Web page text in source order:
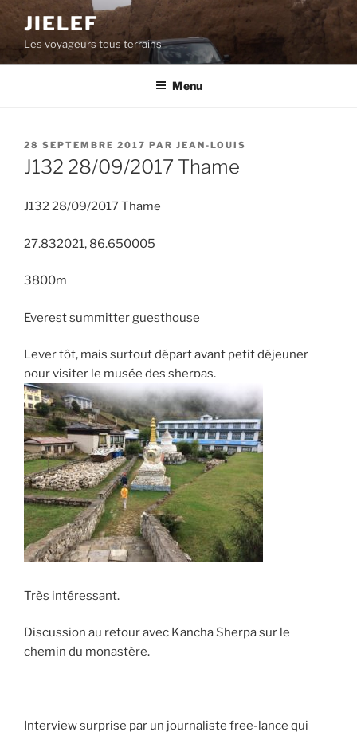
Aller
contenu
principal
JIELEF
Les voyageurs tous terrains
Menu
PUBLIÉ
LE
28 SEPTEMBRE 2017 PAR JEAN-LOUIS
J132 28/09/2017 Thame
J132 28/09/2017 Thame
27.832021, 86.650005
3800m
Everest summitter guesthouse
Lever tôt, mais surtout départ avant petit déjeuner
pour visiter le musée des sherpas.
Très intéressant.
Discussion au retour avec Kancha Sherpa sur le
chemin du monastère.
Interview surprise par un journaliste free-lance qui